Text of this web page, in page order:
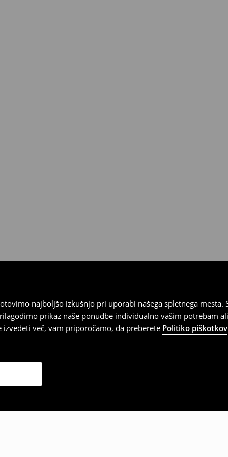
najboljšo izkušnjo pri uporabi našega spletnega
prikaz naše ponudbe individualno vašim potrebam
več, vam priporočamo, da preberete Politiko piškotkov